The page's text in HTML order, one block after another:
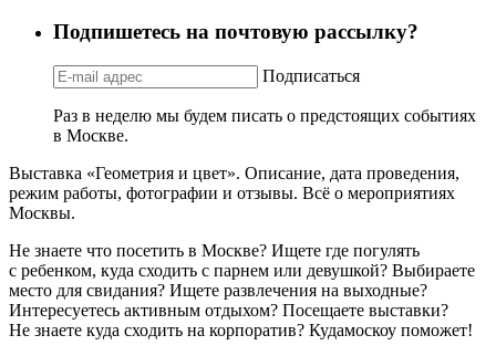
Подпишетесь на почтовую рассылку?
Подписаться
Раз в неделю мы будем писать о предстоящих событиях
в Москве.
Выставка «Геометрия и цвет». Описание, дата проведения,
режим работы, фотографии и отзывы. Всё о мероприятиях
Москвы.
Не знаете что посетить в Москве? Ищете где погулять
с ребенком, куда сходить с парнем или девушкой? Выбираете
место для свидания? Ищете развлечения на выходные?
Интересуетесь активным отдыхом? Посещаете выставки?
Не знаете куда сходить на корпоратив? Кудамоскоу поможет!